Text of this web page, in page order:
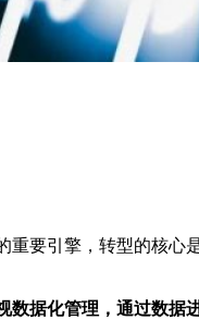
重要引擎，转型的核心
数据化管理，通过数据